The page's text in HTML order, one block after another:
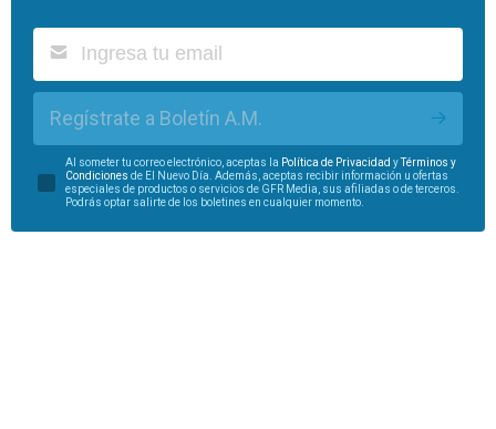
Regístrate a Boletín A.M.
Al someter tu correo electrónico, aceptas la Política de Privacidad yTérminos y
Condiciones de El Nuevo Día. Además, aceptas recibir información u ofertas
especiales de productos o servicios de GFR Media, sus afiliadas o de terceros.
Podrás optar salirte de los boletines en cualquier momento.